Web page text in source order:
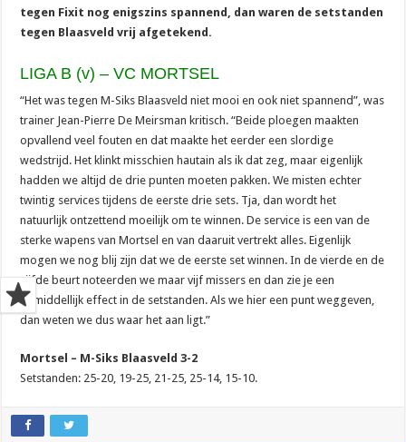
tegen Fixit nog enigszins spannend, dan waren de setstanden
tegen Blaasveld vrij afgetekend.
LIGA B (v) – VC MORTSEL
“Het was tegen M-Siks Blaasveld niet mooi en ook niet spannend”, was
trainer Jean-Pierre De Meirsman kritisch. “Beide ploegen maakten
opvallend veel fouten en dat maakte het eerder een slordige
wedstrijd. Het klinkt misschien hautain als ik dat zeg, maar eigenlijk
hadden we altijd de drie punten moeten pakken. We misten echter
twintig services tijdens de eerste drie sets. Tja, dan wordt het
natuurlijk ontzettend moeilijk om te winnen. De service is een van de
sterke wapens van Mortsel en van daaruit vertrekt alles. Eigenlijk
mogen we nog blij zijn dat we de eerste set winnen. In de vierde en de
vijfde beurt noteerden we maar vijf missers en dan zie je een
onmiddellijk effect in de setstanden. Als we hier een punt weggeven,
dan weten we dus waar het aan ligt.”
Mortsel – M-Siks Blaasveld 3-2
Setstanden: 25-20, 19-25, 21-25, 25-14, 15-10.